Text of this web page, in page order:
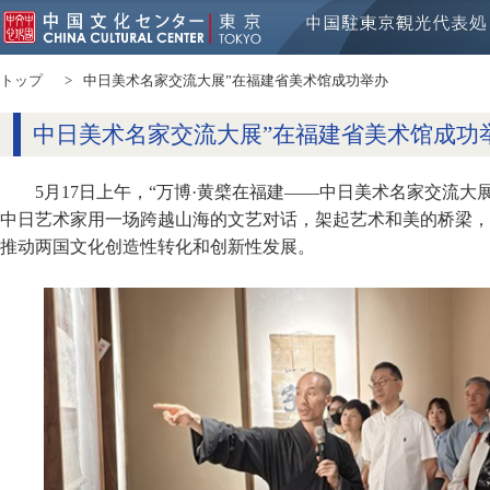
トップ 中日美术名家交流大展”在福建省美术馆成功举办
中日美术名家交流大展”在福建省美术馆成功
5月17日上午，“万博·黄檗在福建——中日美术名家交流大
中日艺术家用一场跨越山海的文艺对话，架起艺术和美的桥梁
推动两国文化创造性转化和创新性发展。